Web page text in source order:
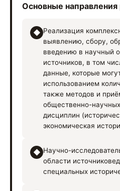
Основные
◆ Реализация
выявлению, сбору,
введению в научный
источников, в том
данные, которые
использованием
также методов и
общественно-
дисциплин
экономическая
◆ Научно-
области
специальных